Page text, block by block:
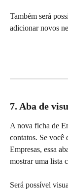
Também será
adicionar novos
7. Aba de
A nova ficha de
contatos. Se você
Empresas, essa
mostrar uma lista
Será possível